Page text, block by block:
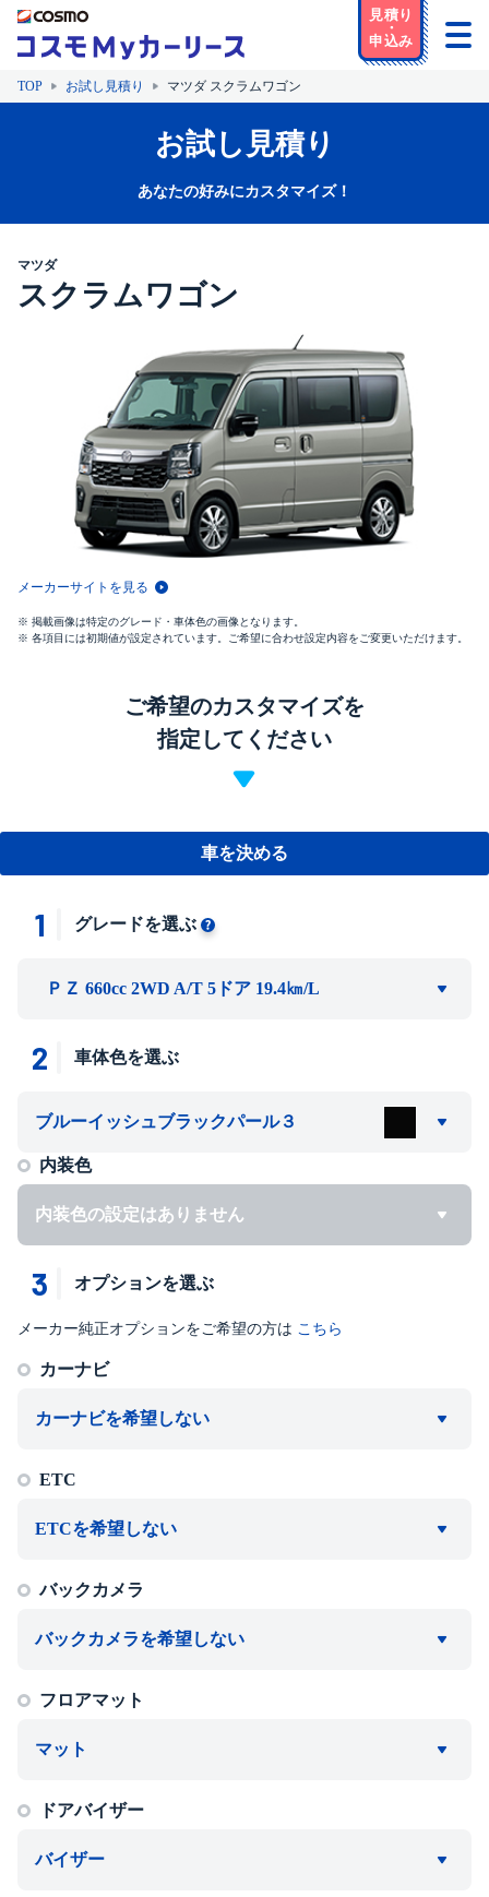
TOP お試し見積り マツダ スクラムワゴン
お試し見積り
あなたの好みにカスタマイズ！
マツダ
スクラムワゴン
メーカーサイトを見る
掲載画像は特定のグレード・車体色の画像となります。
各項目には初期値が設定されています。ご希望に合わせ設定内容をご変更いただけます。
ご希望のカスタマイズを
指定してください
車を決める
1 グレードを選ぶ
ＰＺ 660cc 2WD A/T 5ドア 19.4㎞/L
2 車体色を選ぶ
ブルーイッシュブラックパール３
内装色
内装色の設定はありません
3 オプションを選ぶ
メーカー純正オプションをご希望の方は こちら
カーナビ
カーナビを希望しない
ETC
ETCを希望しない
バックカメラ
バックカメラを希望しない
フロアマット
マット
ドアバイザー
バイザー